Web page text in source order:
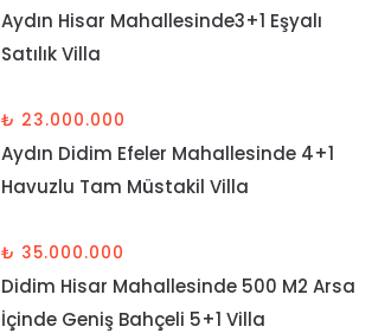
Aydın Hisar Mahallesinde3+1 Eşyalı
Satılık Villa
₺ 23.000.000
Aydın Didim Efeler Mahallesinde 4+1
Havuzlu Tam Müstakil Villa
₺ 35.000.000
Didim Hisar Mahallesinde 500 M2 Arsa
İçinde Geniş Bahçeli 5+1 Villa